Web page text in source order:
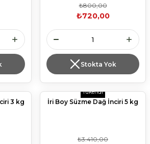
₺800,00
₺720,00
Stokta Yok
3 kg
Tükendi
İri Boy Süzme Dağ İnciri 5 kg
₺3.410,00